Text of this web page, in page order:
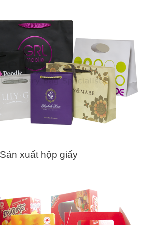
Sản xuất hộp giấy